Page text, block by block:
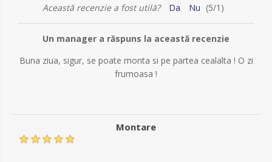
Această recenzie a fost utilă?
Da Nu (5/1 )
Un manager a răspuns la această recenzie
Buna ziua, sigur, se poate monta si pe partea cealalta ! O zi
frumoasa !
Montare